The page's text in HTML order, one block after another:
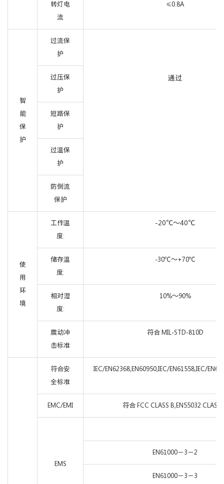
转灯电
流
≤0.8A
智
能
保
护
过流保
护
通过
过压保
护
短路保
护
过温保
护
防倒流
保护
使
用
环
境
工作温
度:
-20℃～40℃
储存温
度:
-30℃～+70℃
相对湿
度:
10%～90%
震动冲
击标准
符合 MIL-STD-810D
符合安
全标准
IEC/EN62368,EN60950,IEC/EN61558,IEC/
EMC/EMI 符合 FCC CLASS B,EN55032 CLASS
EMS
EN61000－3－2
EN61000－3－3